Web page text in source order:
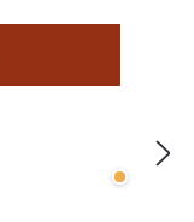
Wenige